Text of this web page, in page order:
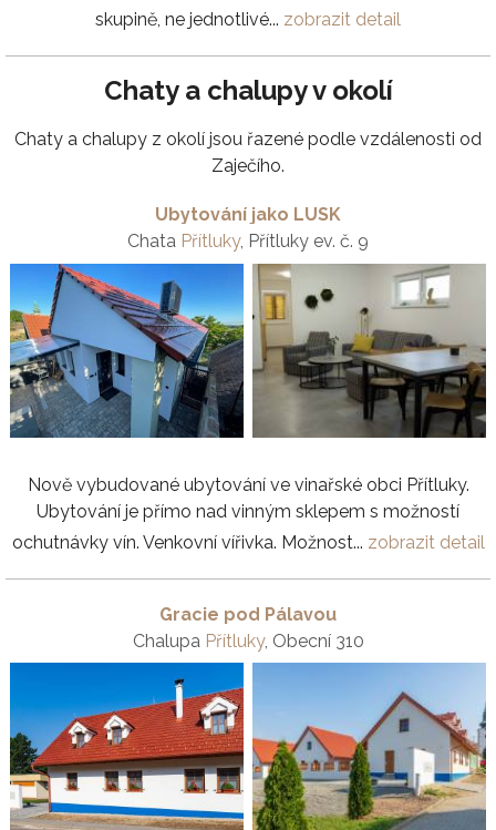
skupině, ne jednotlivé... zobrazit detail
Chaty a chalupy v okolí
Chaty a chalupy z okolí jsou řazené podle vzdálenosti od
Zaječího.
Ubytování jako LUSK
Chata Přítluky, Přítluky ev. č. 9
Nově vybudované ubytování ve vinařské obci Přítluky.
Ubytování je přímo nad vinným sklepem s možností
ochutnávky vín. Venkovní vířivka. Možnost... zobrazit detail
Gracie pod Pálavou
Chalupa Přítluky, Obecní 310